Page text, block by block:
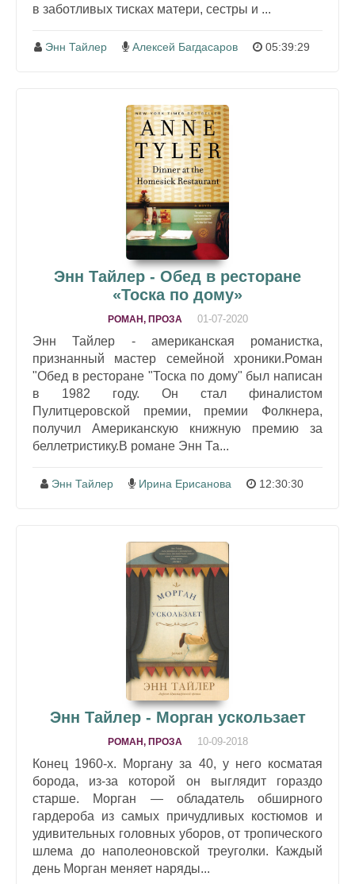
в заботливых тисках матери, сестры и ...
Энн Тайлер Алексей Багдасаров 05:39:29
Энн Тайлер - Обед в ресторане
«Тоска по дому»
РОМАН, ПРОЗА 01-07-2020
Энн Тайлер - американская романистка,
признанный мастер семейной хроники.Роман
"Обед в ресторане "Тоска по дому" был написан
в 1982 году. Он стал финалистом
Пулитцеровской премии, премии Фолкнера,
получил Американскую книжную премию за
беллетристику.В романе Энн Та...
Энн Тайлер Ирина Ерисанова 12:30:30
Энн Тайлер - Морган ускользает
РОМАН, ПРОЗА 10-09-2018
Конец 1960-х. Моргану за 40, у него косматая
борода, из-за которой он выглядит гораздо
старше. Морган — обладатель обширного
гардероба из самых причудливых костюмов и
удивительных головных уборов, от тропического
шлема до наполеоновской треуголки. Каждый
день Морган меняет наряды...